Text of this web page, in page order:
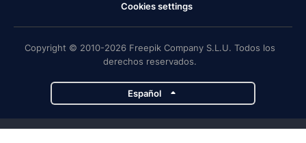
Cookies settings
Copyright © 2010-2026 Freepik Company S.L.U. Todos los
derechos reservados.
Español